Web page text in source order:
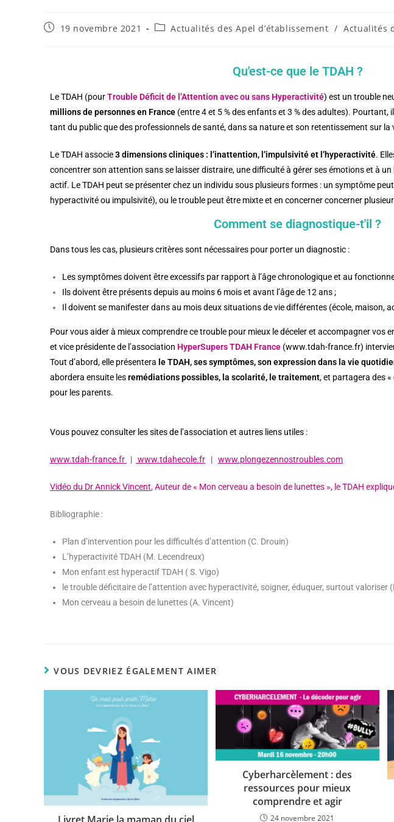
19 novembre 2021 Actualités des Apel d’établissement / Actualités
Qu'est-ce que le TDAH ?
Le TDAH (pourTrouble Déficit de l’Attention avec ou sans Hyperactivité) est un trouble
millions de personnes en France (entre 4 et 5 % des enfants et 3 % des adultes). Pourtant,
tant du public que des professionnels de santé, dans sa nature et son retentissement sur la
Le TDAH associe3 dimensions cliniques : l’inattention, l’impulsivité et l’hyperactivité.
concentrer son attention sans se laisser distraire, une difficulté à gérer ses émotions et à
actif. Le TDAH peut se présenter chez un individu sous plusieurs formes : un symptôme
hyperactivité ou impulsivité), ou le trouble peut être mixte et en concerner concerner
Comment se diagnostique-t'il ?
Dans tous les cas, plusieurs critères sont nécessaires pour porter un diagnostic :
Les symptômes doivent être excessifs par rapport à l’âge chronologique et au
Ils doivent être présents depuis au moins 6 mois et avant l’âge de 12 ans ;
Il doivent se manifester dans au mois deux situations de vie différentes (école, maison,
Pour vous aider à mieux comprendre ce trouble pour mieux le déceler et accompagner vos
et vice présidente de l’association HyperSupers TDAH France (www.tdah-france.fr)
Tout d’abord, elle présentera le TDAH, ses symptômes, son expression dans la vie
abordera ensuite lesremédiations possibles, la scolarité, le traitement, et partagera des
pour les parents.
Vous pouvez consulter les sites de l’association et autres liens utiles :
www.tdah-france.fr | www.tdahecole.fr | www.plongezennostroubles.com
Vidéo du Dr Annick Vincent, Auteur de « Mon cerveau a besoin de lunettes », le TDAH
Bibliographie :
Plan d’intervention pour les difficultés d’attention (C. Drouin)
L’hyperactivité TDAH (M. Lecendreux)
Mon enfant est hyperactif TDAH ( S. Vigo)
le trouble déficitaire de l’attention avec hyperactivité, soigner, éduquer, surtout valoriser
Mon cerveau a besoin de lunettes (A. Vincent)
VOUS DEVRIEZ ÉGALEMENT AIMER
Cyberharcèlement : des
ressources pour mieux
comprendre et agir
24 novembre 2021